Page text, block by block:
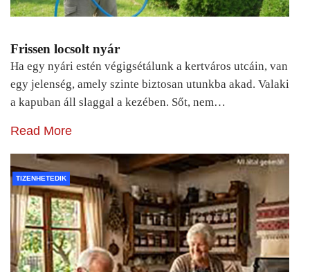
Frissen locsolt nyár
Ha egy nyári estén végigsétálunk a kertváros utcáin, van
egy jelenség, amely szinte biztosan utunkba akad. Valaki
a kapuban áll slaggal a kezében. Sőt, nem…
Read More
TIZENHETEDIK